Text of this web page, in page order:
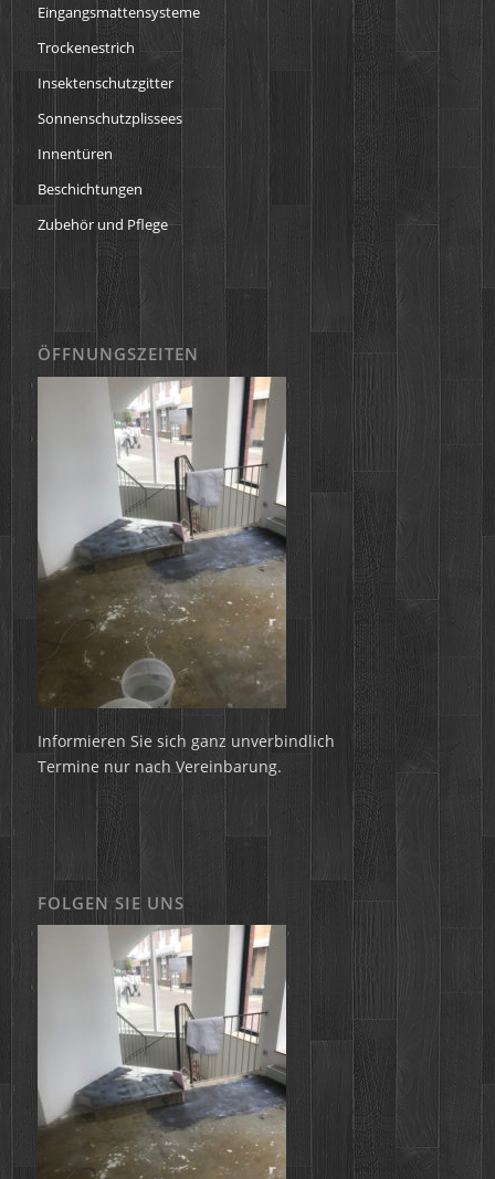
Eingangsmattensysteme
Trockenestrich
Insektenschutzgitter
Sonnenschutzplissees
Innentüren
Beschichtungen
Zubehör und Pflege
ÖFFNUNGSZEITEN
Informieren Sie sich ganz unverbindlich
Termine nur nach Vereinbarung.
FOLGEN SIE UNS